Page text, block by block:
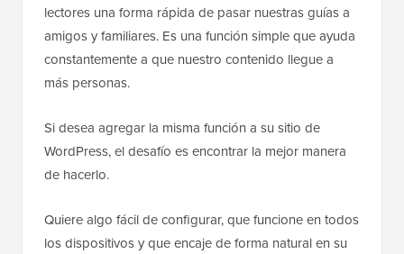
lectores una forma rápida de pasar nuestras guías a
amigos y familiares. Es una función simple que ayuda
constantemente a que nuestro contenido llegue a
más personas.
Si desea agregar la misma función a su sitio de
WordPress, el desafío es encontrar la mejor manera
de hacerlo.
Quiere algo fácil de configurar, que funcione en todos
los dispositivos y que encaje de forma natural en su